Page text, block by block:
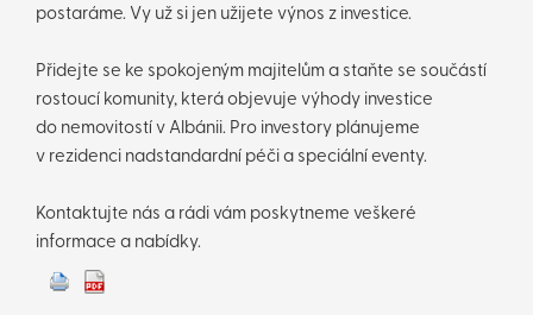
postaráme. Vy už si jen užijete výnos z investice.
Přidejte se ke spokojeným majitelům a staňte se součástí
rostoucí komunity, která objevuje výhody investice
do nemovitostí v Albánii. Pro investory plánujeme
v rezidenci nadstandardní péči a speciální eventy.
Kontaktujte nás a rádi vám poskytneme veškeré
informace a nabídky.